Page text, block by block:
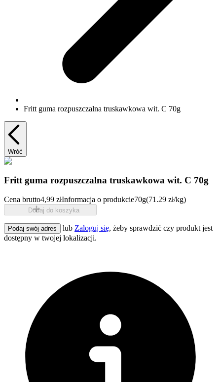
Fritt guma rozpuszczalna truskawkowa wit. C 70g
Wróć
Fritt guma rozpuszczalna truskawkowa wit. C 70g
Cena brutto4,99 złInformacja o produkcie70g(71.29 zł/kg)
Dodaj do koszyka
Podaj swój adres lub Zaloguj się, żeby sprawdzić czy produkt jest
dostępny w twojej lokalizacji.